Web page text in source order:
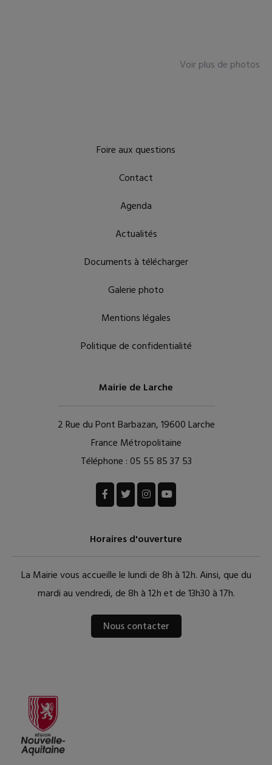
Voir plus de photos
Foire aux questions
Contact
Agenda
Actualités
Documents à télécharger
Galerie photo
Mentions légales
Politique de confidentialité
Mairie de Larche
2 Rue du Pont Barbazan, 19600 Larche
France Métropolitaine
Téléphone :05 55 85 37 53
Horaires d'ouverture
La Mairie vous accueille le lundi de 8h à 12h. Ainsi, que du
mardi au vendredi, de 8h à 12h et de 13h30 à 17h.
Nous contacter